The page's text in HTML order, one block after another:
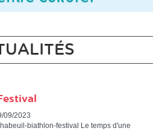
09/2023
biathlon-festival Le temps d'une